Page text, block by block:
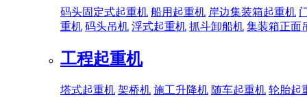
码头固定式起重机 船用起重机 岸边集装箱起重机
重机 码头吊机 浮式起重机 抓斗卸船机 集装箱正面
工程起重机
塔式起重机 架桥机 施工升降机 随车起重机 轮胎起